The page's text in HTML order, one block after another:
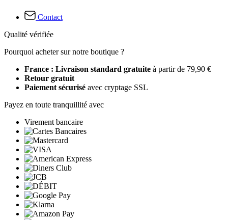
Contact
Qualité vérifiée
Pourquoi acheter sur notre boutique ?
France : Livraison standard gratuite à partir de 79,90 €
Retour gratuit
Paiement sécurisé avec cryptage SSL
Payez en toute tranquillité avec
Virement bancaire